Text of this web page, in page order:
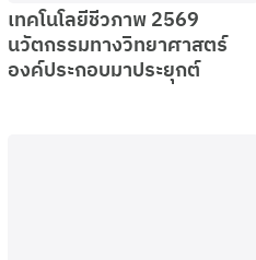
เทคโนโลยีชีวภาพ 2569
นวัตกรรมทางวิทยาศาสตร์
องค์ประกอบมาประยุกต์